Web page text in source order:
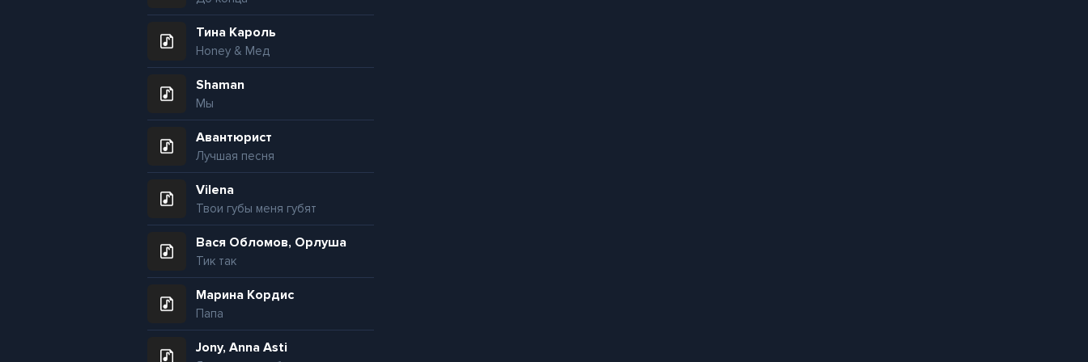
Тина Кароль
Honey & Мед
Shaman
Мы
Авантюрист
Лучшая песня
Vilena
Твои губы меня губят
Вася Обломов, Орлуша
Тик так
Марина Кордис
Папа
Jony, Anna Asti